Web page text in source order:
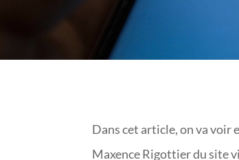
Dans cet article, on va voir
Maxence Rigottier du site